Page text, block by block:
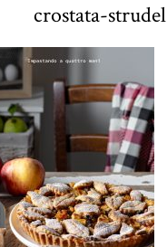
crostata-strudel